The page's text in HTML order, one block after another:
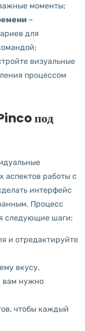
моменты;
–
для
визуальные
процессом
под
аспектов работы с
интерфейс
Процесс
следующие шаги:
и отредактируйте
вкусу,
вам нужно
чтобы каждый